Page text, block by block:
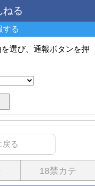
ねる
する
選び、通報ボタンを押
戻る
18禁カテ